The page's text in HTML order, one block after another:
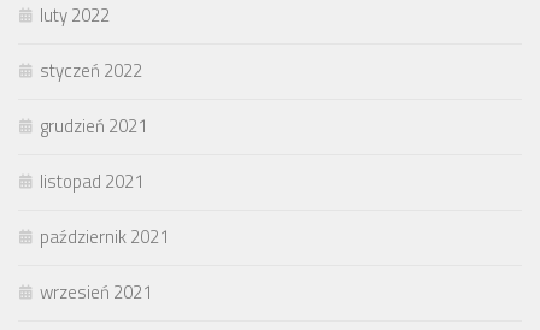
luty 2022
styczeń 2022
grudzień 2021
listopad 2021
październik 2021
wrzesień 2021